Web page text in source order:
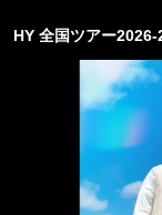
HY 全国ツアー2026-